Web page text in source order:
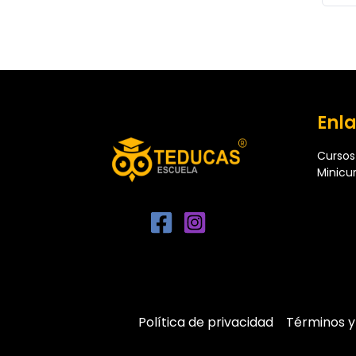
Cursos
Política de privacidad Términos